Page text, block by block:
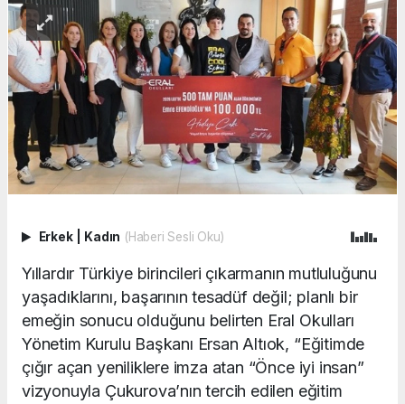
Erkek Kadın (Haberi Sesli Oku)
Yıllardır Türkiye birincileri çıkarmanın mutluluğunu
yaşadıklarını, başarının tesadüf değil; planlı bir
emeğin sonucu olduğunu belirten Eral Okulları
Yönetim Kurulu Başkanı Ersan Altıok, “Eğitimde
çığır açan yeniliklere imza atan “Önce iyi insan”
vizyonuyla Çukurova’nın tercih edilen eğitim